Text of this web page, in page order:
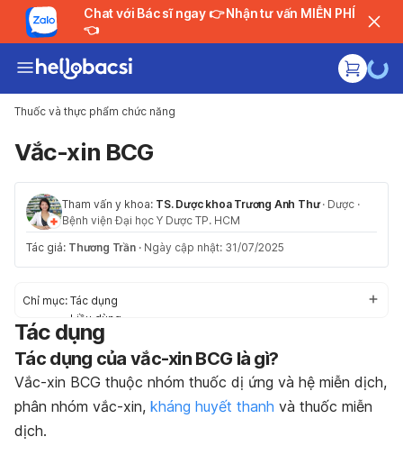
Chat với Bác sĩ ngay 👉 Nhận tư vấn MIỄN PHÍ
👈
Thuốc và thực phẩm chức năng
Vắc-xin BCG
Tham vấn y khoa: TS. Dược khoa Trương Anh Thư · Dược ·
Bệnh viện Đại học Y Dược TP. HCM
Tác giả: Thương Trần · Ngày cập nhật: 31/07/2025
Chỉ mục: Tác dụng
Liều dùng
Tác dụng phụ
Thận trọng/ Cảnh báo
Tác dụng phụ
Khẩn cấp/ Quá liều
Tác dụng
Tác dụng của vắc-xin BCG là gì?
Vắc-xin BCG thuộc nhóm thuốc dị ứng và hệ miễn dịch,
phân nhóm vắc-xin, kháng huyết thanh và thuốc miễn
dịch.